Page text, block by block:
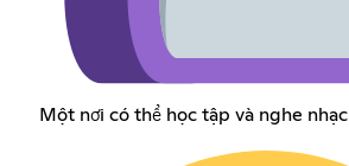
Một nơi có thể học tập và nghe nhạc